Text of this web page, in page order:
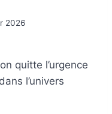
2026
quitte l’urgence
l’univers